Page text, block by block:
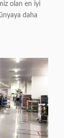
olan en iyi
daha